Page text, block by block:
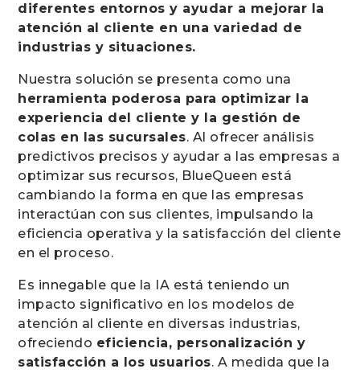
diferentes entornos y ayudar a mejorar la
atención al cliente en una variedad de
industrias y situaciones.
Nuestra solución se presenta como una
herramienta poderosa para optimizar la
experiencia del cliente y la gestión de
colas en las sucursales. Al ofrecer análisis
predictivos precisos y ayudar a las empresas a
optimizar sus recursos, BlueQueen está
cambiando la forma en que las empresas
interactúan con sus clientes, impulsando la
eficiencia operativa y la satisfacción del cliente
en el proceso.
Es innegable que la IA está teniendo un
impacto significativo en los modelos de
atención al cliente en diversas industrias,
ofreciendo eficiencia, personalización y
satisfacción a los usuarios. A medida que la